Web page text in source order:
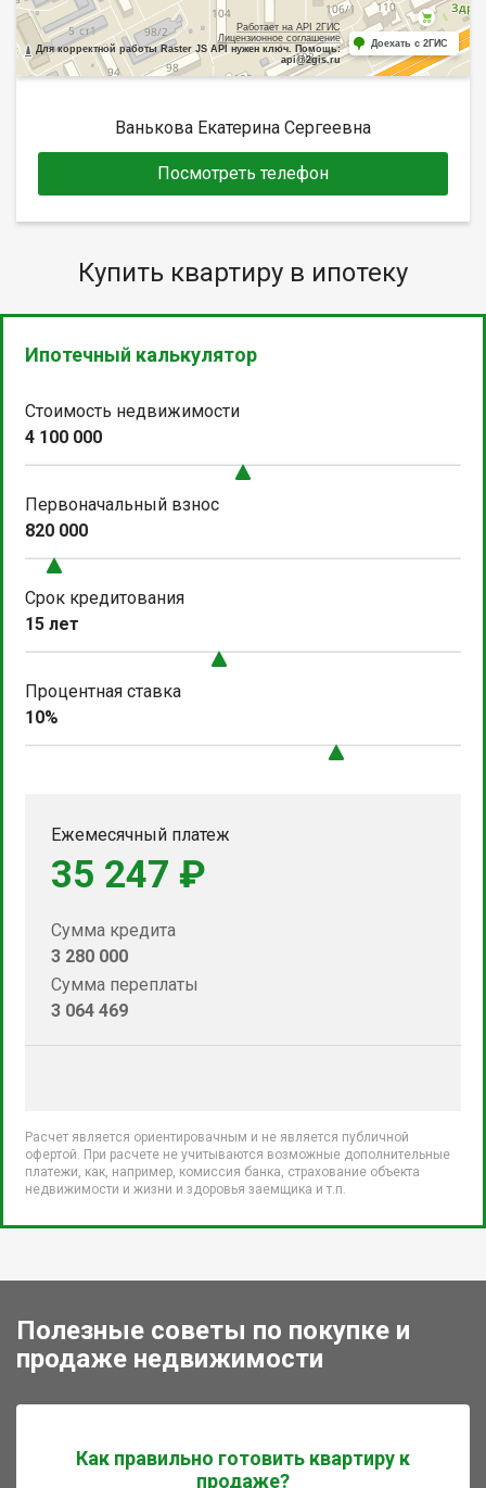
Работает на API 2ГИС
Лицензионное соглашение
Для корректной работы Raster JS API нужен ключ. Помощь:
api@2gis.ru
Доехать с 2ГИС
Ванькова Екатерина Сергеевна
Посмотреть телефон
Купить квартиру в ипотеку
Ипотечный калькулятор
Стоимость недвижимости
4 100 000
Первоначальный взнос
820 000
Срок кредитования
15 лет
Процентная ставка
10%
Ежемесячный платеж
35 247 ₽
Сумма кредита
3 280 000
Сумма переплаты
3 064 469
Расчет является ориентировачным и не является публичной
офертой. При расчете не учитываются возможные дополнительные
платежи, как, например, комиссия банка, страхование объекта
недвижимости и жизни и здоровья заемщика и т.п.
Полезные советы по покупке и
продаже недвижимости
Как правильно готовить квартиру к
продаже?